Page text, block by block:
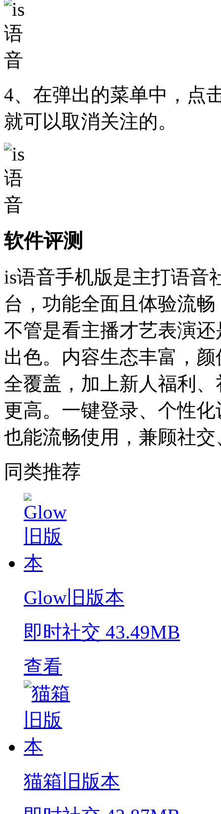
4、在弹出的菜单中，点
就可以取消关注的。
软件评测
is语音手机版是主打语音
台，功能全面且体验流
不管是看主播才艺表演
出色。内容生态丰富，
全覆盖，加上新人福利
更高。一键登录、个性
也能流畅使用，兼顾社
同类推荐
Glow旧版本
即时社交 43.49MB
查看
猫箱旧版本